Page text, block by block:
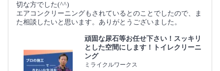
切な方でした(^^)
エアコンクリーニングもされているとのことでしたので、ま
た相談したいと思います。ありがとうございました。
頑固な尿石等お任せ下さい！スッキリ
とした空間にします！トイレクリーニ
ング
ミライクルワークス